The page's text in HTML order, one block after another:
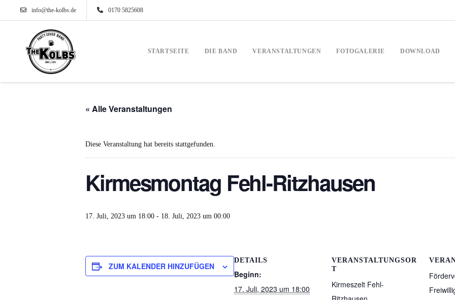
info@the-kolbs.de 0170 5825608
STARTSEITE DIE BAND VERANSTALTUNGEN FOTOGALERIE DOWNLOAD
« Alle Veranstaltungen
Diese Veranstaltung hat bereits stattgefunden.
Kirmesmontag Fehl-Ritzhausen
17. Juli, 2023 um 18:00 - 18. Juli, 2023 um 00:00
ZUM KALENDER HINZUFÜGEN
DETAILS
Beginn:
17. Juli, 2023 um 18:00
VERANSTALTUNGSOR
T
Kirmeszelt Fehl-